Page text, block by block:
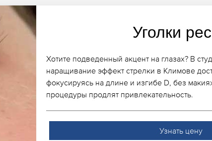
Уголки
Хотите подведенный акцент на глазах? В
наращивание эффект стрелки в Климове
фокусируясь на длине и изгибе D, без
процедуры продлят привлекательность.
Узнать цену